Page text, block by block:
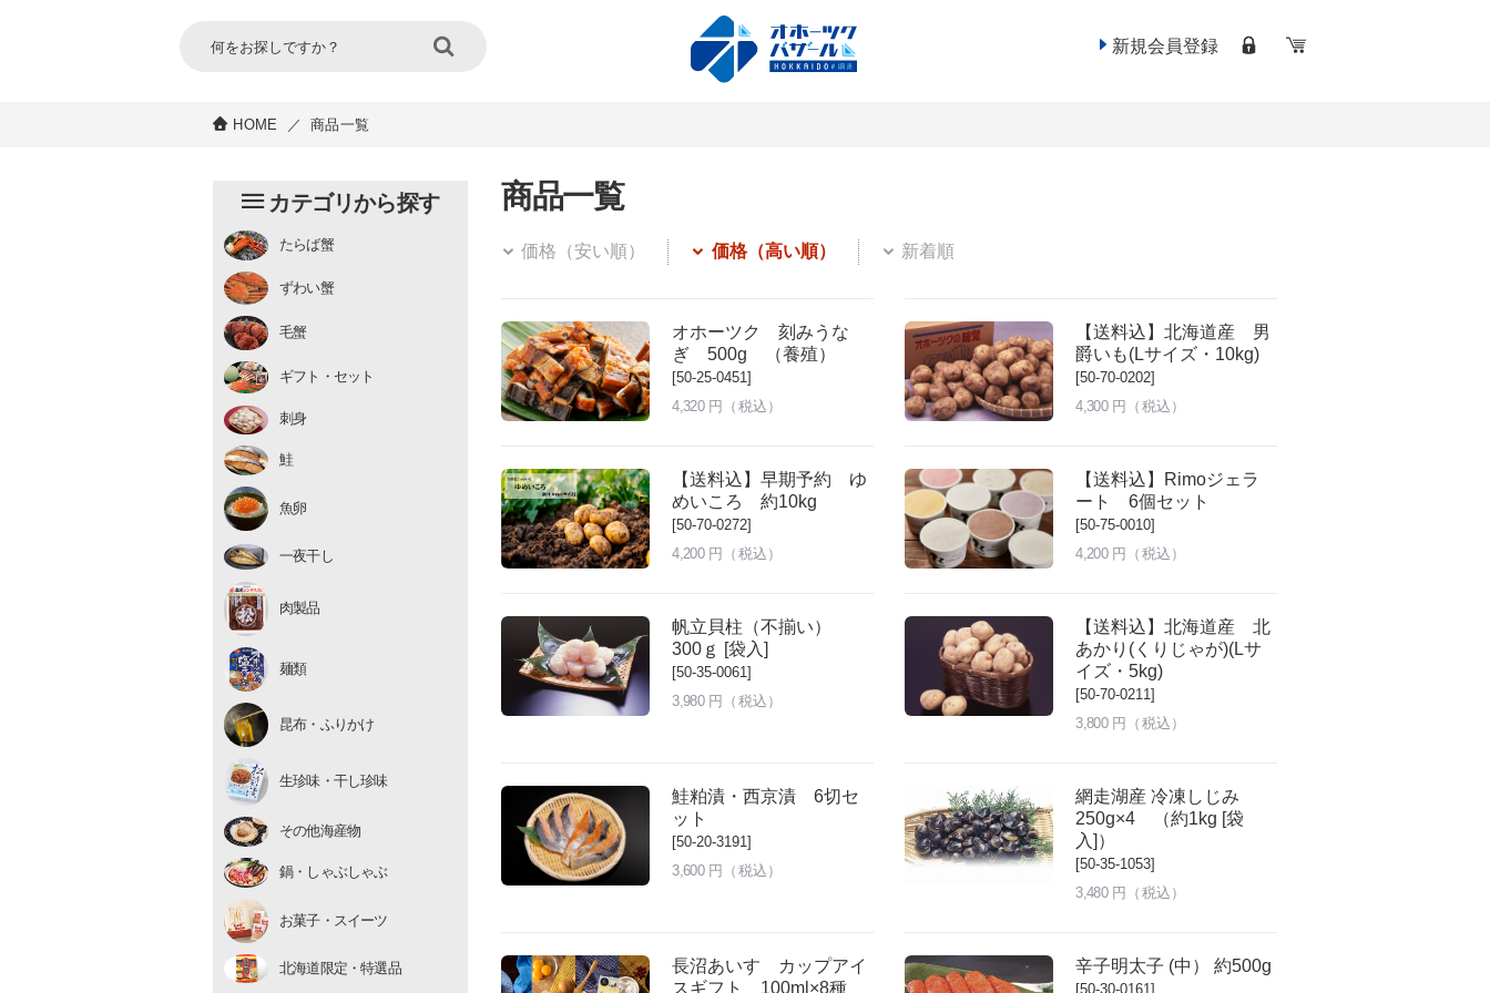
新規会員登録
HOME ／ 商品一覧
カテゴリから探す
たらば蟹
チルド
むき身 ずわい蟹
むき身
生冷凍 毛蟹
チルド
ギフト・セット
刺身
鮭
魚卵
いくら
たらこ・明太子
数の子
一夜干し
肉製品
麺類
昆布・ふりかけ
生珍味・干し珍味
生珍味
干し珍味
その他海産物
鍋・しゃぶしゃぶ
お菓子・スイーツ
北海道限定・特選品
商品一覧
価格（安い順） 価格（高い順） 新着順
オホーツク 刻みうな
ぎ 500g （養殖）
[50-25-0451]
4,320 円（税込）
【送料込】北海道産 男
爵いも(Lサイズ・10kg)
[50-70-0202]
4,300 円（税込）
【送料込】早期予約 ゆ
めいころ 約10kg
[50-70-0272]
4,200 円（税込）
【送料込】Rimoジェラ
ート 6個セット
[50-75-0010]
4,200 円（税込）
帆立貝柱（不揃い）
300ｇ [袋入]
[50-35-0061]
3,980 円（税込）
【送料込】北海道産 北
あかり(くりじゃが)(Lサ
イズ・5kg)
[50-70-0211]
3,800 円（税込）
鮭粕漬・西京漬 6切セ
ット
[50-20-3191]
3,600 円（税込）
網走湖産 冷凍しじみ
250g×4 （約1kg [袋
入]）
[50-35-1053]
3,480 円（税込）
長沼あいす カップアイ
スギフト 100ml×8種
辛子明太子 (中） 約500g
[50-30-0161]